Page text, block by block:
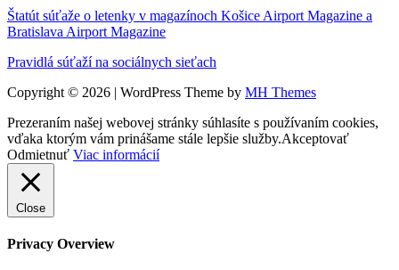
Štatút súťaže o letenky v magazínoch Košice Airport Magazine a
Bratislava Airport Magazine
Pravidlá súťaží na sociálnych sieťach
Copyright © 2026 | WordPress Theme by MH Themes
Prezeraním našej webovej stránky súhlasíte s používaním cookies,
vďaka ktorým vám prinášame stále lepšie služby.Akceptovať
Odmietnuť Viac informácií
Close
Privacy Overview